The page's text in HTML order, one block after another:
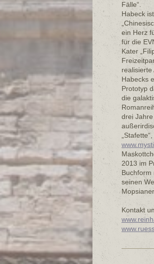
Fälle“.
Habeck
ein Herz
für die
Kater
realisierte
Habecks
Prototyp
die
drei
2013 im
Buchform
seinen
Kontakt